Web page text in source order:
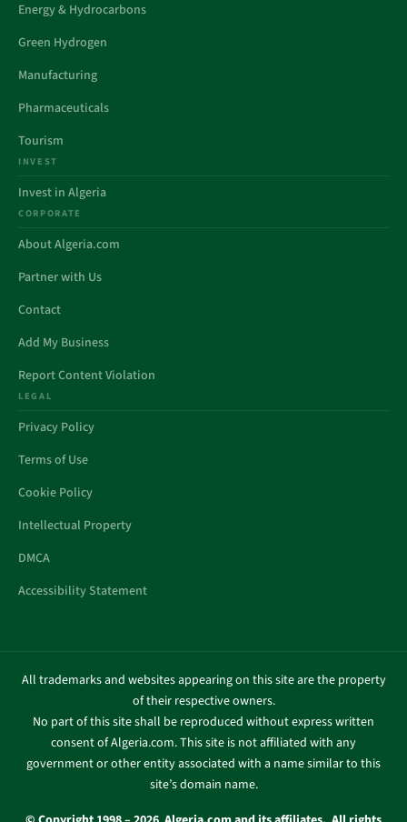
Energy & Hydrocarbons
Green Hydrogen
Manufacturing
Pharmaceuticals
Tourism
INVEST
Invest in Algeria
CORPORATE
About Algeria.com
Partner with Us
Contact
Add My Business
Report Content Violation
LEGAL
Privacy Policy
Terms of Use
Cookie Policy
Intellectual Property
DMCA
Accessibility Statement
All trademarks and websites appearing on this site are the property
of their respective owners.
No part of this site shall be reproduced without express written
consent of Algeria.com. This site is not affiliated with any
government or other entity associated with a name similar to this
site’s domain name.